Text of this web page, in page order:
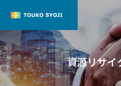
資源リサイ